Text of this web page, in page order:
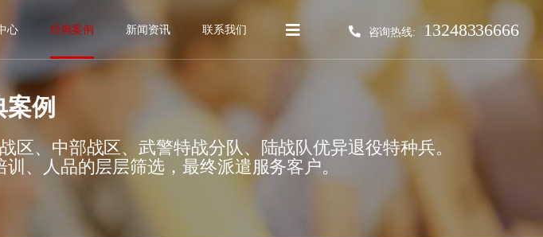
心 经典案例 新闻资讯 联系我们 咨询热线: 13248336666
案例
、中部战区、武警特战分队、陆战队优异退役特种兵。
、人品的层层筛选，最终派遣服务客户。